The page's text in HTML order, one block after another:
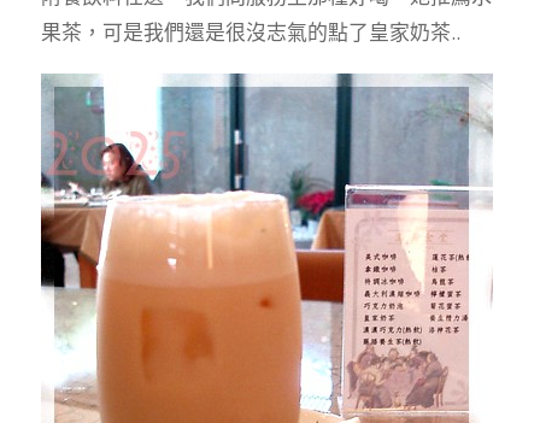
果茶，可是我們還是很沒志氣的點了皇家奶茶..